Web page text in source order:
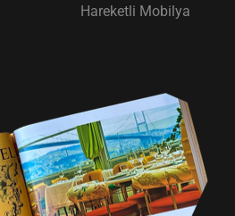
Hareketli Mobilya